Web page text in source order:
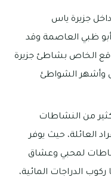
جزيرة ياس
أبو ظبي العاصمة وقد
الخاص بشاطئ جزيرة
وأشهر الشواطئ
من النشاطات
العائلة، حيث يوفر
لمحبي وعشاق
الدراجات المائية،